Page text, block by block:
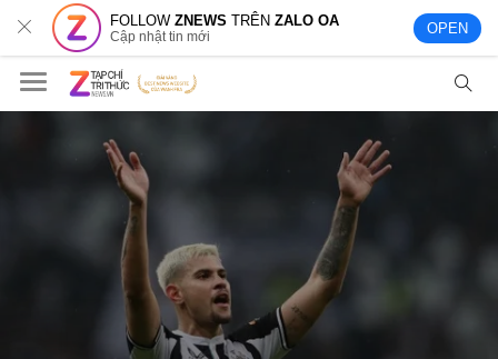
FOLLOWZNEWS TRÊNZALO OA
Cập nhật tin mới OPEN